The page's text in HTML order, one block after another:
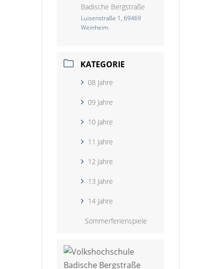
Badische Bergstraße
Luisenstraße 1, 69469
Weinheim
KATEGORIE
08 Jahre
09 Jahre
10 Jahre
11 Jahre
12 Jahre
13 Jahre
14 Jahre
Sommerferienspiele